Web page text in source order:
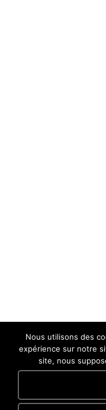
Nous utilisons des
expérience sur notre
site, nous